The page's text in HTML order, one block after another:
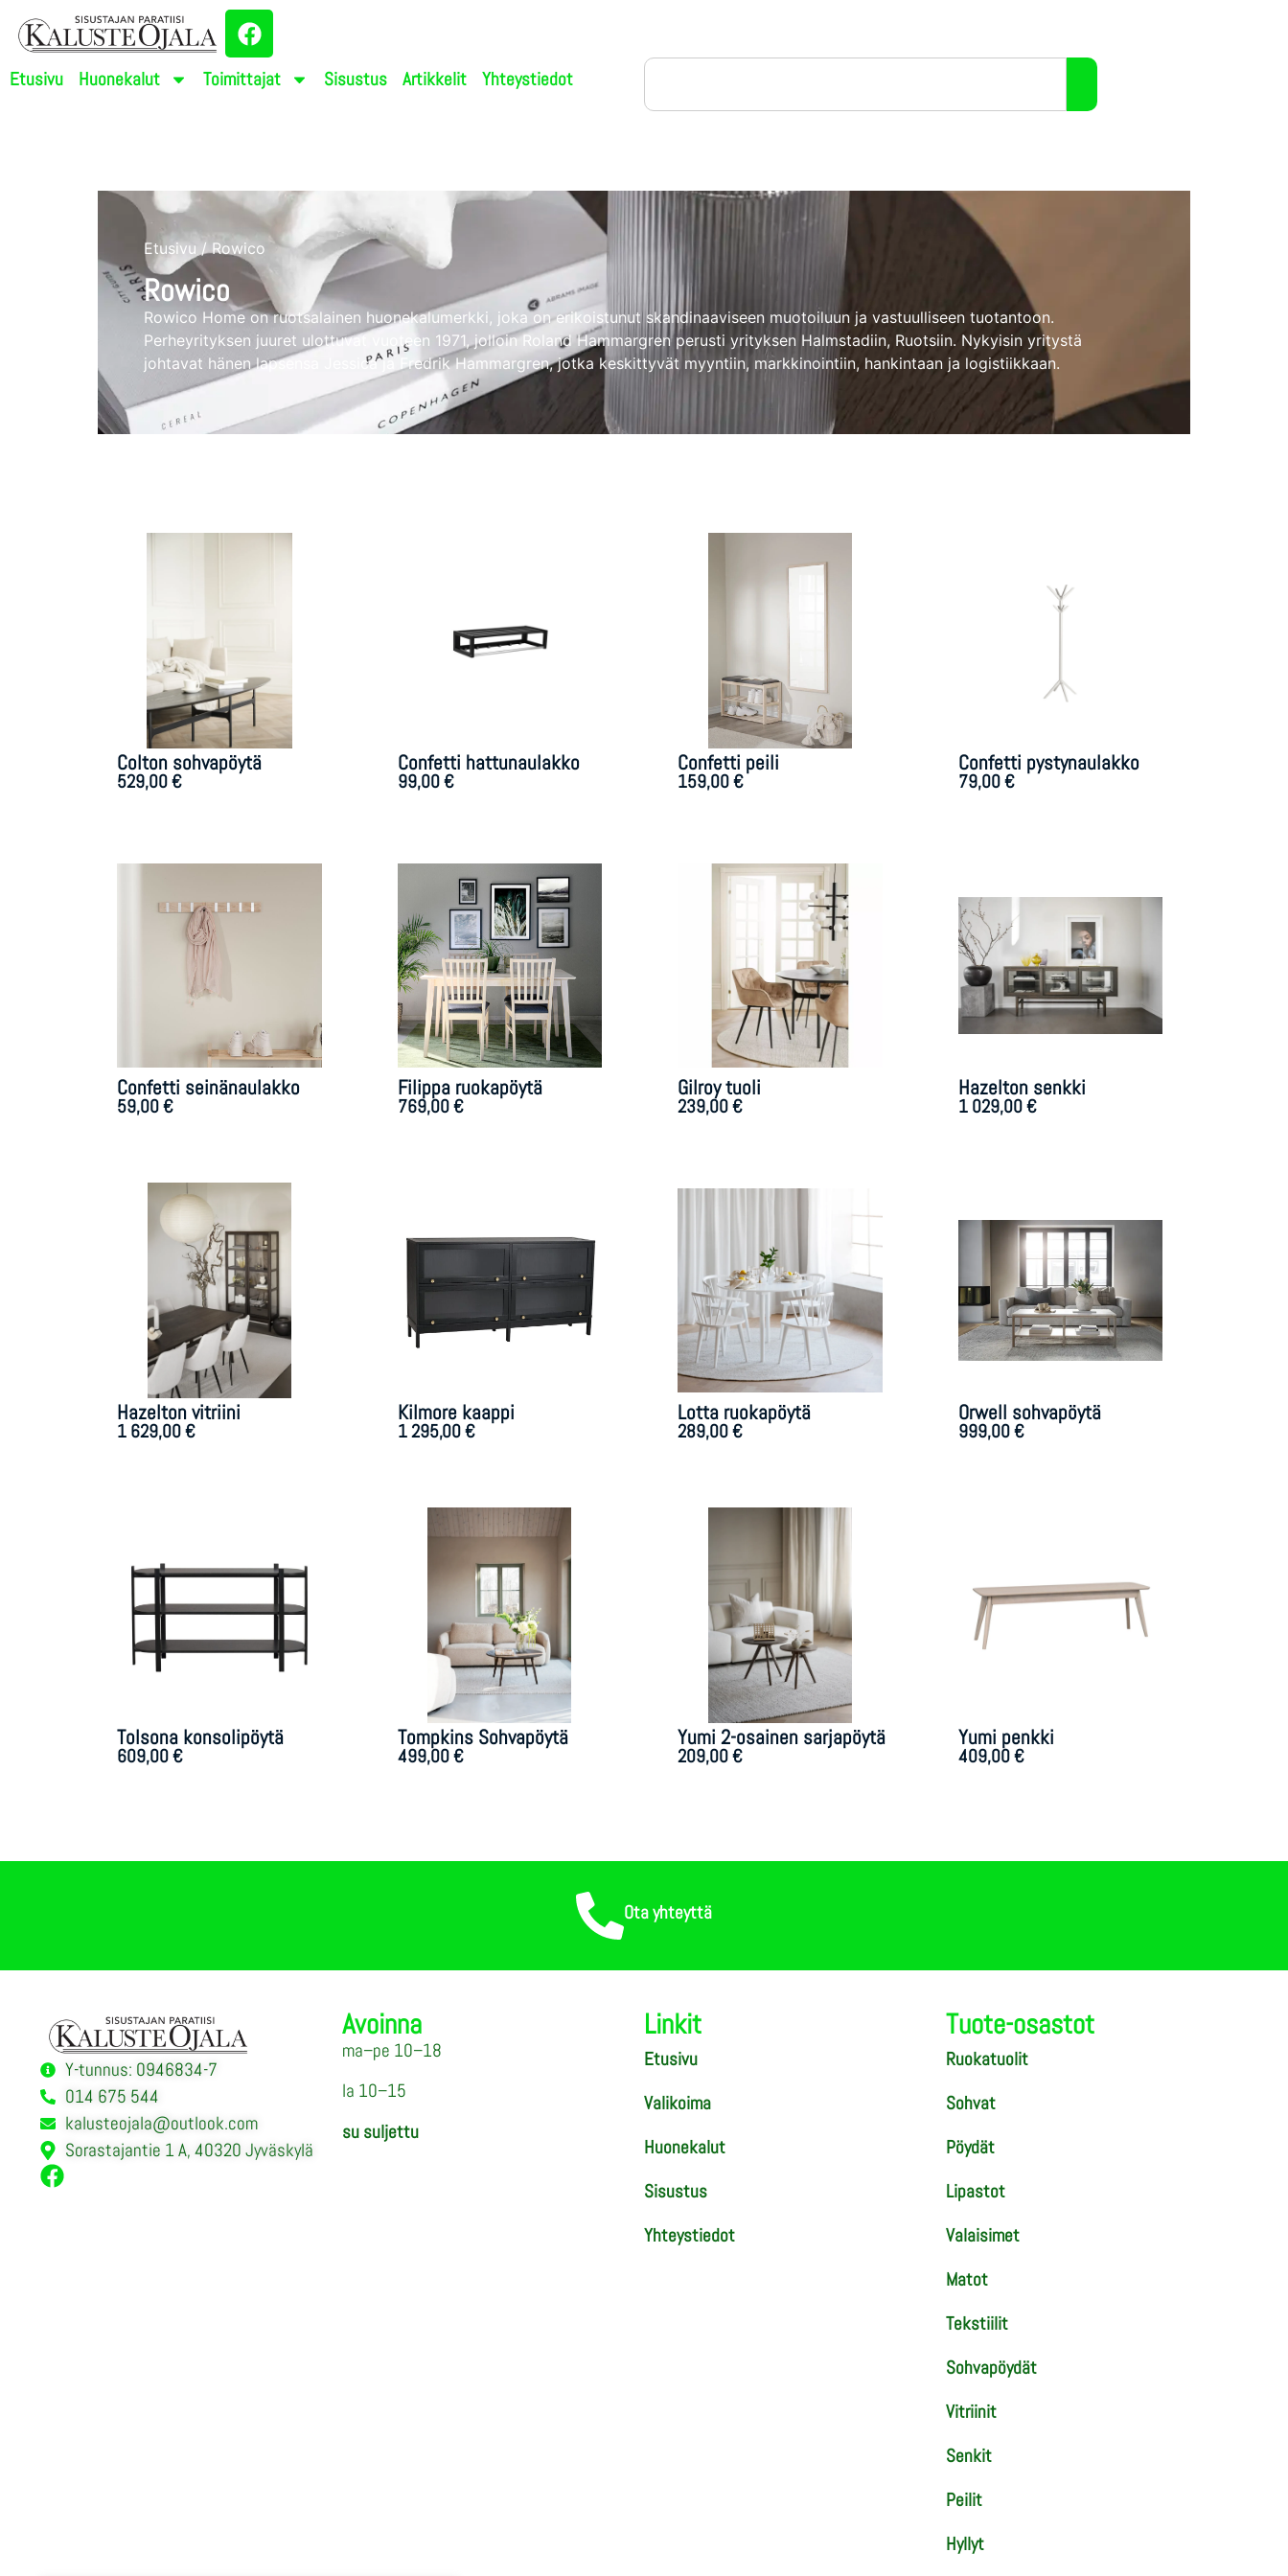
Etusivu Huonekalut Toimittajat Sisustus Artikkelit Yhteystiedot
Etusivu / Rowico
Rowico
Rowico Home on ruotsalainen huonekalumerkki, joka on erikoistunut skandinaaviseen muotoiluun ja vastuulliseen tuotantoon.
Perheyrityksen juuret ulottuvat vuoteen 1971, jolloin Roland Hammargren perusti yrityksen Halmstadiin, Ruotsiin. Nykyisin yritystä
johtavat hänen lapsensa Jessica ja Fredrik Hammargren, jotka keskittyvät myyntiin, markkinointiin, hankintaan ja logistiikkaan.
Colton sohvapöytä
529,00€
Confetti hattunaulakko
99,00€
Confetti peili
159,00€
Confetti pystynaulakko
79,00€
Confetti seinänaulakko
59,00€
Filippa ruokapöytä
769,00€
Gilroy tuoli
239,00€
Hazelton senkki
1 029,00€
Hazelton vitriini
1 629,00€
Kilmore kaappi
1 295,00€
Lotta ruokapöytä
289,00€
Orwell sohvapöytä
999,00€
Tolsona konsolipöytä
609,00€
Tompkins Sohvapöytä
499,00€
Yumi 2-osainen sarjapöytä
209,00€
Yumi penkki
409,00€
Ota yhteyttä
Y-tunnus: 0946834-7
014 675 544
kalusteojala@outlook.com
Sorastajantie 1 A, 40320 Jyväskylä
Avoinna
ma–pe 10–18
la 10–15
su suljettu
Linkit
Etusivu
Valikoima
Huonekalut
Sisustus
Yhteystiedot
Tuote-osastot
Ruokatuolit
Sohvat
Pöydät
Lipastot
Valaisimet
Matot
Tekstiilit
Sohvapöydät
Vitriinit
Senkit
Peilit
Hyllyt